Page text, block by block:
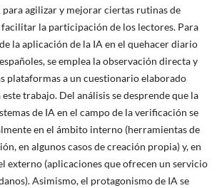
para agilizar y mejorar ciertas rutinas de
facilitar la participación de los lectores. Para
la aplicación de la IA en el quehacer diario
se emplea la observación directa y
plataformas a un cuestionario elaborado
trabajo. Del análisis se desprende que la
de IA en el campo de la verificación se
en el ámbito interno (herramientas de
en algunos casos de creación propia) y, en
externo (aplicaciones que ofrecen un servicio
Asimismo, el protagonismo de IA se